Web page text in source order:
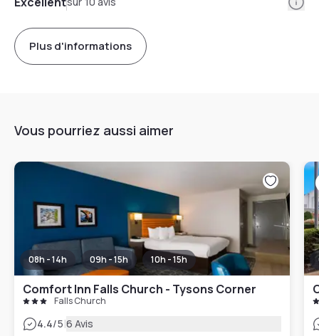
Plus d'informations
Vous pourriez aussi aimer
08h - 14h 09h - 15h 10h - 15h
Comfort Inn Falls Church - Tysons Corner
Falls Church
4.4/5|6 Avis